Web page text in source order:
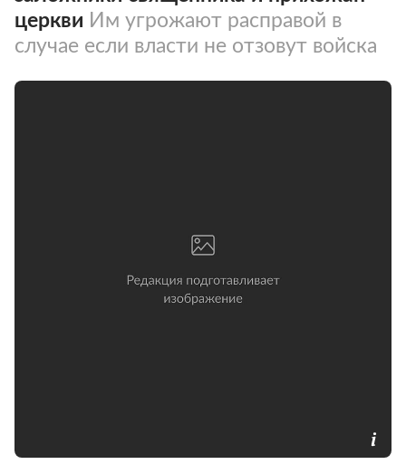
церкви Им угрожают расправой в
случае если власти не отзовут войска